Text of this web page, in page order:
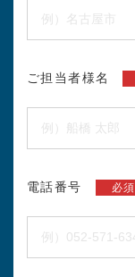
ご担当者様名
電話番号 必須